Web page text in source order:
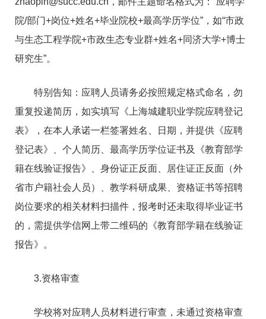
院/部门+岗位+姓名+毕业院校+最高学历学位”，如“市政
与生态工程学院+市政生态专业群+姓名+同济大学+博士
研究生”。
特别告知：应聘人员请务必按照规定格式命名，勿
重复投递简历，如实填写《上海城建职业学院应聘登记
表》，在本人承诺一栏签署姓名、日期，并提供《应聘
登记表》、个人简历、最高学历学位证书及《教育部学
籍在线验证报告》、身份证正反面、居住证正反面（外
省市户籍社会人员）、教学科研成果、资格证书等招聘
岗位要求的相关材料扫描件，报考时还未取得毕业证书
的，需提供学信网上带二维码的《教育部学籍在线验证
报告》。
3.资格审查
学校将对应聘人员材料进行审查，未通过资格审查